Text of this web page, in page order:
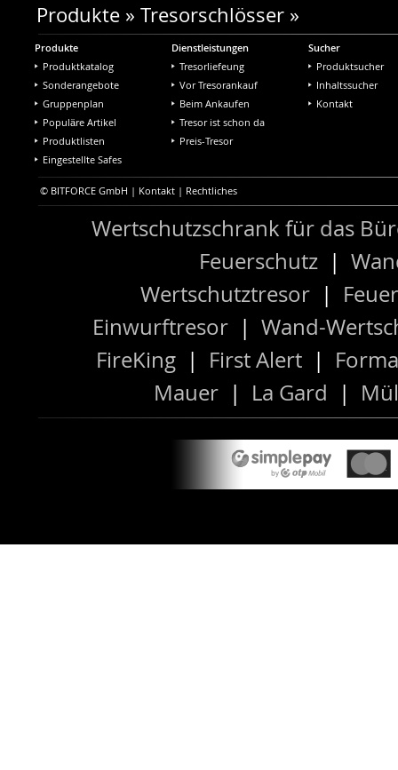
Produkte» Tresorschlösser»
Produkte
Produktkatalog
Sonderangebote
Gruppenplan
Populäre Artikel
Produktlisten
Eingestellte Safes
Dienstleistungen
Tresorliefeung
Vor Tresorankauf
Beim Ankaufen
Tresor ist schon da
Preis-Tresor
Sucher
Produktsucher
Inhaltssucher
Kontakt
© BITFORCE GmbH | Kontakt | Rechtliches
Wertschutzschrank für das
Feuerschutz |
Wertschutztresor|
Einwurftresor| Wand-
FireKing | First Alert |
Mauer | La Gard |